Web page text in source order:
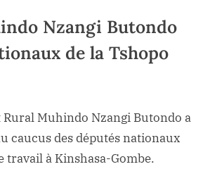
Nzangi Butondo
de la Tshopo
Muhindo Nzangi Butondo a
caucus des députés nationaux
travail à Kinshasa-Gombe.